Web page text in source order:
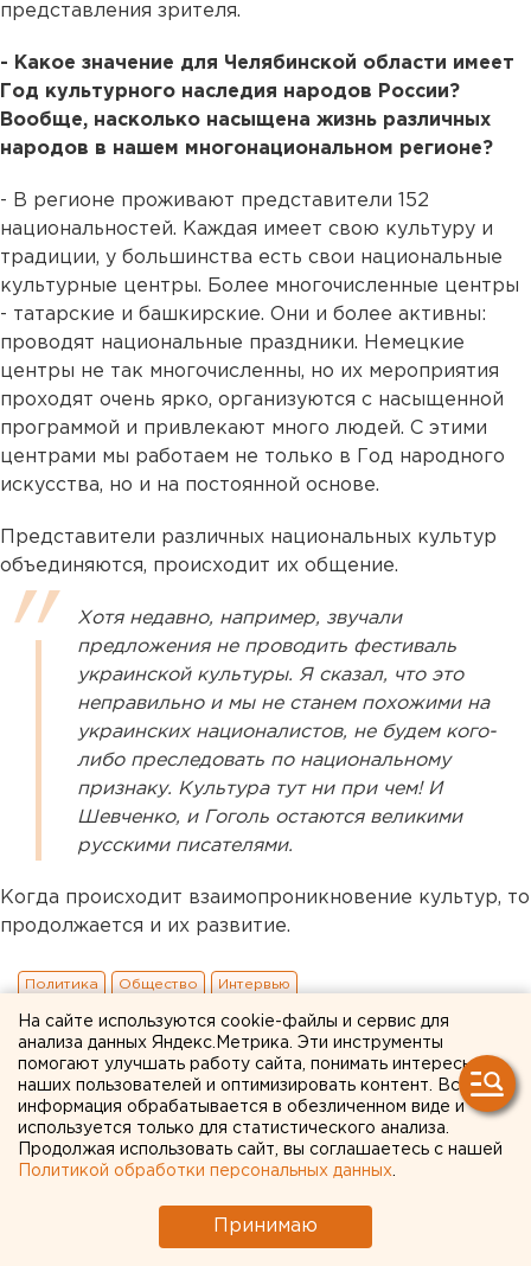
представления зрителя.
- Какое значение для Челябинской области имеет
Год культурного наследия народов России?
Вообще, насколько насыщена жизнь различных
народов в нашем многонациональном регионе?
- В регионе проживают представители 152
национальностей. Каждая имеет свою культуру и
традиции, у большинства есть свои национальные
культурные центры. Более многочисленные центры
- татарские и башкирские. Они и более активны:
проводят национальные праздники. Немецкие
центры не так многочисленны, но их мероприятия
проходят очень ярко, организуются с насыщенной
программой и привлекают много людей. С этими
центрами мы работаем не только в Год народного
искусства, но и на постоянной основе.
Представители различных национальных культур
объединяются, происходит их общение.
Хотя недавно, например, звучали
предложения не проводить фестиваль
украинской культуры. Я сказал, что это
неправильно и мы не станем похожими на
украинских националистов, не будем кого-
либо преследовать по национальному
признаку. Культура тут ни при чем! И
Шевченко, и Гоголь остаются великими
русскими писателями.
Когда происходит взаимопроникновение культур, то
продолжается и их развитие.
Политика Общество Интервью
На сайте используются cookie-файлы и сервис для
анализа данных Яндекс.Метрика. Эти инструменты
помогают улучшать работу сайта, понимать интересы
наших пользователей и оптимизировать контент. Вся
информация обрабатывается в обезличенном виде и
используется только для статистического анализа.
Продолжая использовать сайт, вы соглашаетесь с нашей
Политикой обработки персональных данных
Принимаю